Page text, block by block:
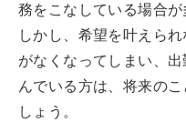
務をこなしている場合が
しかし、希望を叶えら
がなくなってしまい、
んでいる方は、将来の
しょう。